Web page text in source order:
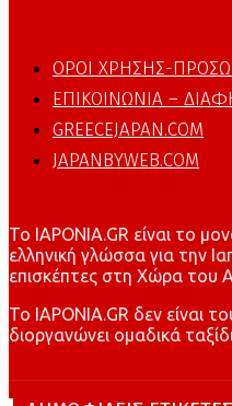
ΟΡΟΙ ΧΡΗΣΗΣ-
ΕΠΙΚΟΙΝΩΝΙΑ –
GREECEJAPAN.COM
JAPANBYWEB.COM
To IAPONIA.GR είναι το
ελληνική γλώσσα για την
επισκέπτες στη Χώρα του
To IAPONIA.GR δεν είναι
διοργανώνει ομαδικά